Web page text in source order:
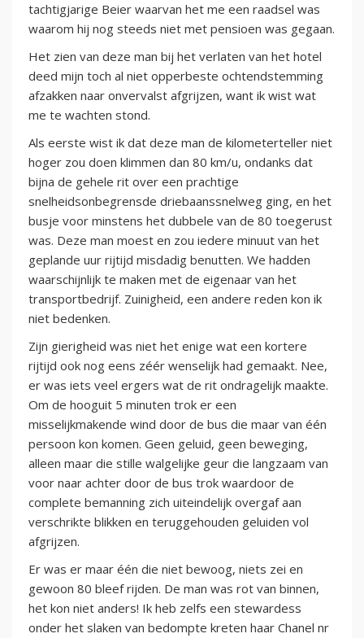
tachtigjarige Beier waarvan het me een raadsel was
waarom hij nog steeds niet met pensioen was gegaan.
Het zien van deze man bij het verlaten van het hotel
deed mijn toch al niet opperbeste ochtendstemming
afzakken naar onvervalst afgrijzen, want ik wist wat
me te wachten stond.
Als eerste wist ik dat deze man de kilometerteller niet
hoger zou doen klimmen dan 80 km/u, ondanks dat
bijna de gehele rit over een prachtige
snelheidsonbegrensde driebaanssnelweg ging, en het
busje voor minstens het dubbele van de 80 toegerust
was. Deze man moest en zou iedere minuut van het
geplande uur rijtijd misdadig benutten. We hadden
waarschijnlijk te maken met de eigenaar van het
transportbedrijf. Zuinigheid, een andere reden kon ik
niet bedenken.
Zijn gierigheid was niet het enige wat een kortere
rijtijd ook nog eens zéér wenselijk had gemaakt. Nee,
er was iets veel ergers wat de rit ondragelijk maakte.
Om de hooguit 5 minuten trok er een
misselijkmakende wind door de bus die maar van één
persoon kon komen. Geen geluid, geen beweging,
alleen maar die stille walgelijke geur die langzaam van
voor naar achter door de bus trok waardoor de
complete bemanning zich uiteindelijk overgaf aan
verschrikte blikken en teruggehouden geluiden vol
afgrijzen.
Er was er maar één die niet bewoog, niets zei en
gewoon 80 bleef rijden. De man was rot van binnen,
het kon niet anders! Ik heb zelfs een stewardess
onder het slaken van bedompte kreten haar Chanel nr